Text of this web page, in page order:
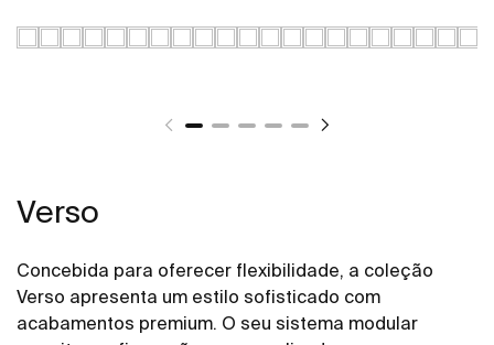
Verso
Concebida para oferecer flexibilidade, a coleção
Verso apresenta um estilo sofisticado com
acabamentos premium. O seu sistema modular